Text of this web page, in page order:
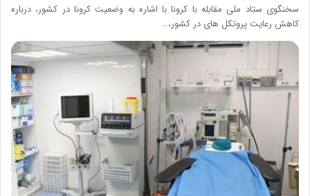
سخنگوی ستاد ملی مقابله با کرونا با اشاره به وضعیت کرونا در کشور، درباره
کاهش رعایت پروتکل های در کشور،…